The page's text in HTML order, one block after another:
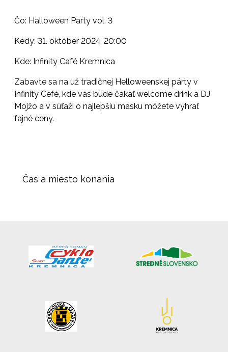
Čo: Halloween Party vol. 3
Kedy: 31. október 2024, 20:00
Kde: Infinity Café Kremnica
Zabavte sa na už tradičnej Helloweenskej párty v
Infinity Cefé, kde vás bude čakať welcome drink a DJ
Mojžo a v súťaži o najlepšiu masku môžete vyhrať
fajné ceny.
Čas a miesto konania